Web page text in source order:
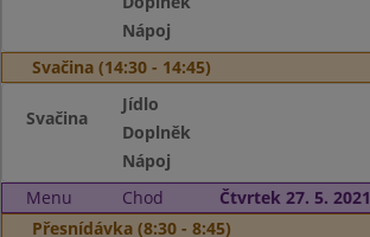
Nápoj
Svačina (14:30 - 14:45)
Svačina
Jídlo
Doplněk
Nápoj
Menu
Chod
Čtvrtek 27. 5. 2021
Přesnídávka (8:30 - 8:45)